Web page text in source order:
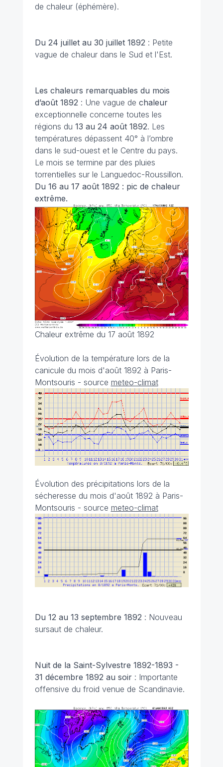
de chaleur (éphémère).
Du 24 juillet au 30 juillet 1892 : Petite
vague de chaleur dans le Sud et l'Est.
Les chaleurs remarquables du mois
d’août 1892 : Une vague de chaleur
exceptionnelle concerne toutes les
régions du 13 au 24 août 1892. Les
températures dépassent 40° à l’ombre
dans le sud-ouest et le Centre du pays.
Le mois se termine par des pluies
torrentielles sur le Languedoc-Roussillon.
Du 16 au 17 août 1892 : pic de chaleur
extrême.
Chaleur extrême du 17 août 1892
Évolution de la température lors de la
canicule du mois d'août 1892 à Paris-
Montsouris - source meteo-climat
Évolution des précipitations lors de la
sécheresse du mois d'août 1892 à Paris-
Montsouris - source meteo-climat
Du 12 au 13 septembre 1892 : Nouveau
sursaut de chaleur.
Nuit de la Saint-Sylvestre 1892-1893 -
31 décembre 1892 au soir: Importante
offensive du froid venue de Scandinavie.